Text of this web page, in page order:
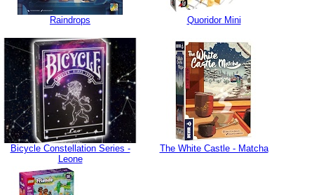
Raindrops Quoridor Mini
Bicycle Constellation Series -
Leone
The White Castle - Matcha